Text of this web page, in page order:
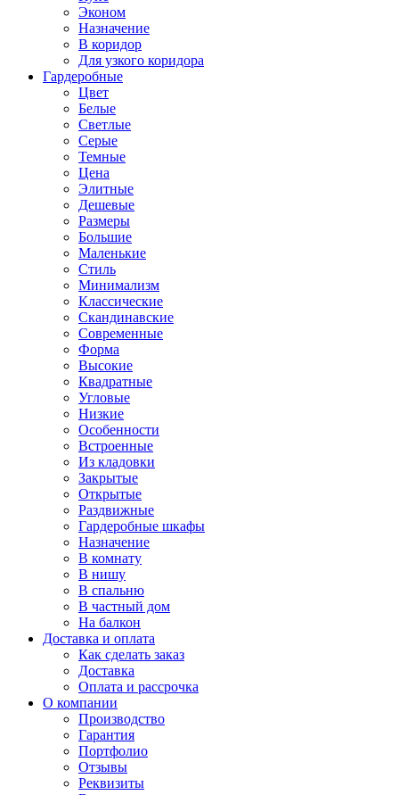
Эконом
Назначение
В коридор
Для узкого коридора
Гардеробные
Цвет
Белые
Светлые
Серые
Темные
Цена
Элитные
Дешевые
Размеры
Большие
Маленькие
Стиль
Минимализм
Классические
Скандинавские
Современные
Форма
Высокие
Квадратные
Угловые
Низкие
Особенности
Встроенные
Из кладовки
Закрытые
Открытые
Раздвижные
Гардеробные шкафы
Назначение
В комнату
В нишу
В спальню
В частный дом
На балкон
Доставка и оплата
Как сделать заказ
Доставка
Оплата и рассрочка
О компании
Производство
Гарантия
Портфолио
Отзывы
Реквизиты